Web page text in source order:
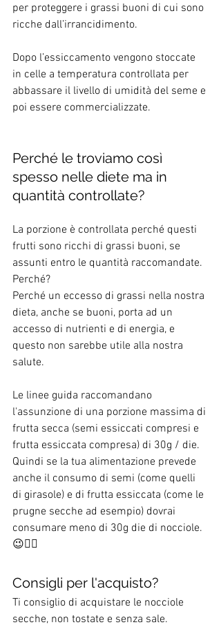
per proteggere i grassi buoni di cui sono
ricche dall’irrancidimento.
Dopo l’essiccamento vengono stoccate
in celle a temperatura controllata per
abbassare il livello di umidità del seme e
poi essere commercializzate.
Perché le troviamo così
spesso nelle diete ma in
quantità controllate?
La porzione è controllata perché questi
frutti sono ricchi di grassi buoni, se
assunti entro le quantità raccomandate.
Perché?
Perché un eccesso di grassi nella nostra
dieta, anche se buoni, porta ad un
accesso di nutrienti e di energia, e
questo non sarebbe utile alla nostra
salute.
Le linee guida raccomandano
l'assunzione di una porzione massima di
frutta secca (semi essiccati compresi e
frutta essiccata compresa) di 30g / die.
Quindi se la tua alimentazione prevede
anche il consumo di semi (come quelli
di girasole) e di frutta essiccata (come le
prugne secche ad esempio) dovrai
consumare meno di 30g die di nocciole.
😉👌🏻
Consigli per l'acquisto?
Ti consiglio di acquistare le nocciole
secche, non tostate e senza sale.